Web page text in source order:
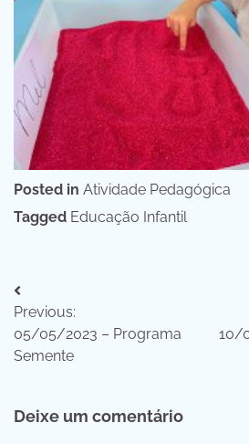
Posted in Atividade Pedagógica
Tagged Educação Infantil
Navegação
de
Post
Previous:
05/05/2023 – Programa
Semente
10/
Deixe um comentário